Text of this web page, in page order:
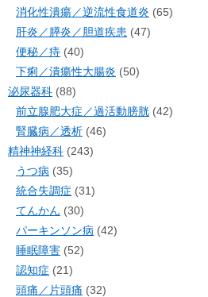
消化性潰瘍／逆流性食道炎 (65)
肝炎／膵炎／胆道疾患 (47)
便秘／痔 (40)
下痢／潰瘍性大腸炎 (50)
泌尿器科 (88)
前立腺肥大症／過活動膀胱 (42)
腎臓病／透析 (46)
精神神経科 (243)
うつ病 (35)
統合失調症 (31)
てんかん (30)
パーキンソン病 (42)
睡眠障害 (52)
認知症 (21)
頭痛／片頭痛 (32)